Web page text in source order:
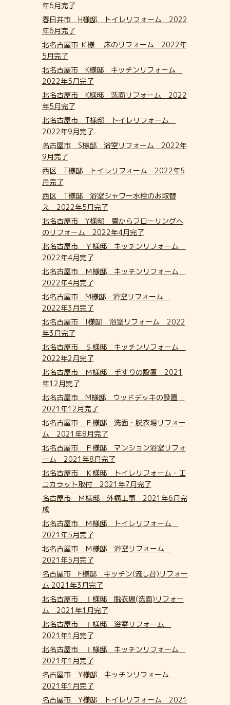
年6月完了
春日井市 H様邸 トイレリフォーム 2022
年6月完了
北名古屋市 Ｋ様 床のリフォーム 2022年
5月完了
北名古屋市 K様邸 キッチンリフォーム
2022年5月完了
北名古屋市 K様邸 洗面リフォーム 2022
年5月完了
北名古屋市 T様邸 トイレリフォーム
2022年9月完了
名古屋市 S様邸 浴室リフォーム 2022年
9月完了
西区 T様邸 トイレリフォーム 2022年5
月完了
西区 T様邸 浴室シャワー水栓のお取替
え 2022年5月完了
北名古屋市 Y様邸 畳からフローリングへ
のリフォーム 2022年4月完了
北名古屋市 Ｙ様邸 キッチンリフォーム
2022年4月完了
北名古屋市 Ｍ様邸 キッチンリフォーム
2022年4月完了
北名古屋市 M様邸 浴室リフォーム
2022年3月完了
北名古屋市 I様邸 浴室リフォーム 2022
年3月完了
北名古屋市 Ｓ様邸 キッチンリフォーム
2022年2月完了
北名古屋市 Ｍ様邸 手すりの設置 2021
年12月完了
北名古屋市 M様邸 ウッドデッキの設置
2021年12月完了
北名古屋市 Ｆ様邸 洗面・脱衣場リフォー
ム 2021年8月完了
北名古屋市 Ｆ様邸 マンション浴室リフォ
ーム 2021年8月完了
北名古屋市 Ｋ様邸 トイレリフォーム・エ
コカラット取付 2021年7月完了
名古屋市 Ｍ様邸 外構工事 2021年6月完
成
北名古屋市 Ｍ様邸 トイレリフォーム
2021年5月完了
北名古屋市 Ｍ様邸 浴室リフォーム
2021年5月完了
名古屋市 F様邸 キッチン(流し台)リフォー
ム 2021年3月完了
北名古屋市 Ⅰ様邸 脱衣場(洗面)リフォー
ム 2021年1月完了
北名古屋市 Ⅰ様邸 浴室リフォーム
2021年1月完了
北名古屋市 Ⅰ様邸 キッチンリフォーム
2021年1月完了
名古屋市 Y様邸 キッチンリフォーム
2021年1月完了
名古屋市 Y様邸 トイレリフォーム 2021